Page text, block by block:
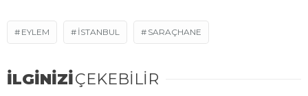
EYLEM ISTANBUL SARAÇHANE
İLGİNİZİÇEKEBİLİR